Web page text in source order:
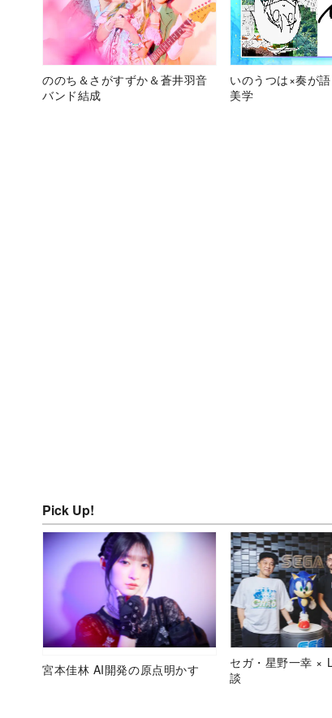
ののち＆さがすずか＆蒼井羽音
バンド結成
いのうつは×奏が
美学
Pick Up!
宮本佳林 AI開発の原点明かす
セガ・星野一幸 ×
談